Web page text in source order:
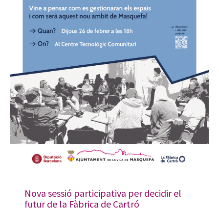
Nova sessió participativa per decidir el
futur de la Fàbrica de Cartró